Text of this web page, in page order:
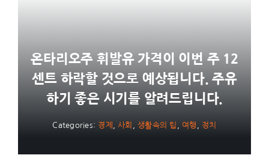
온타리오주 휘발유 가격이 이번 주 12
센트 하락할 것으로 예상됩니다. 주유
하기 좋은 시기를 알려드립니다.
Categories: 경제 ,사회 ,생활속의 팁 여행 정치